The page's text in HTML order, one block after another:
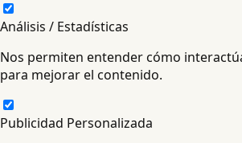
Análisis / Estadísticas
Nos permiten entender cómo
para mejorar el contenido.
Publicidad Personalizada